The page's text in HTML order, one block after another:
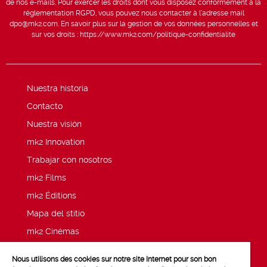
de nos e-mails. Pour exercer les droits dont vous disposez conformément à la
réglementation RGPD, vous pouvez nous contacter à l’adresse mail
dpo@mk2.com. En savoir plus sur la gestion de vos données personnelles et
sur vos droits : https://www.mk2.com/politique-confidentialite
Nuestra historia
Contacto
Nuestra visión
mk2 Innovation
Trabajar con nosotros
mk2 Films
mk2 Éditions
Mapa del stitio
mk2 Cinémas
Nous utilisons des cookies sur notre site Internet pour son bon